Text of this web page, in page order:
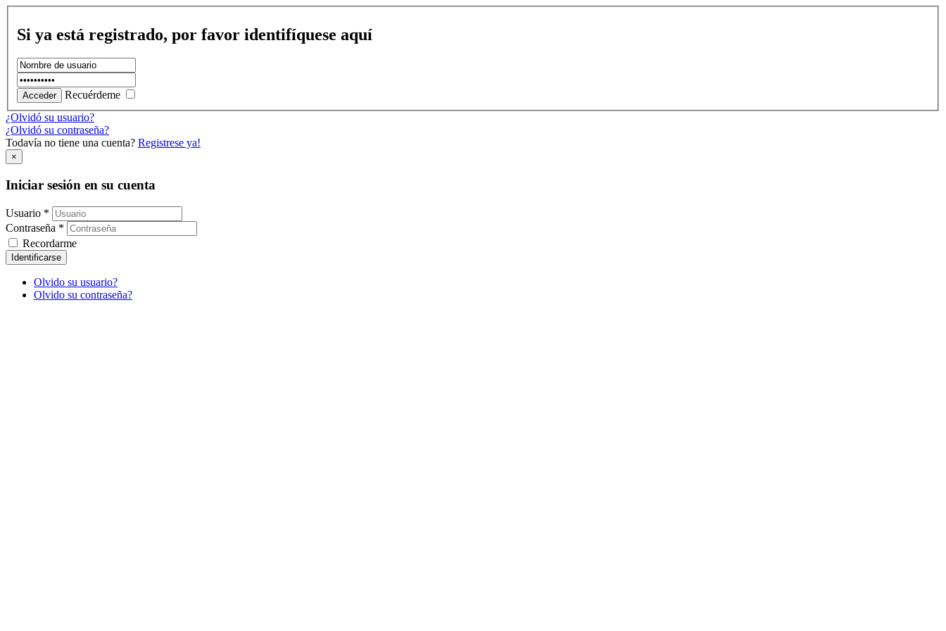
Si ya está registrado, por favor identifíquese aquí
Recuérdeme
¿Olvidó su usuario?
¿Olvidó su contraseña?
Todavía no tiene una cuenta? Registrese ya!
×
Iniciar sesión en su cuenta
Usuario *
Contraseña *
Recordarme
Identificarse
Olvido su usuario?
Olvido su contraseña?